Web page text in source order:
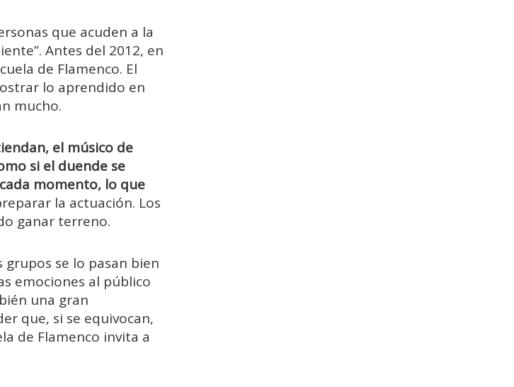
que acuden a la
Antes del 2012, en
de Flamenco. El
lo aprendido en
mucho.
el músico de
si el duende se
momento, lo que
la actuación. Los
ganar terreno.
se lo pasan bien
emociones al público
una gran
que, si se equivocan,
de Flamenco invita a